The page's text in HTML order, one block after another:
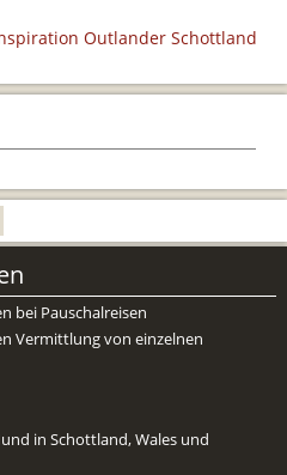
Outlander Schottland
bei Pauschalreisen
Vermittlung von einzelnen
in Schottland, Wales und